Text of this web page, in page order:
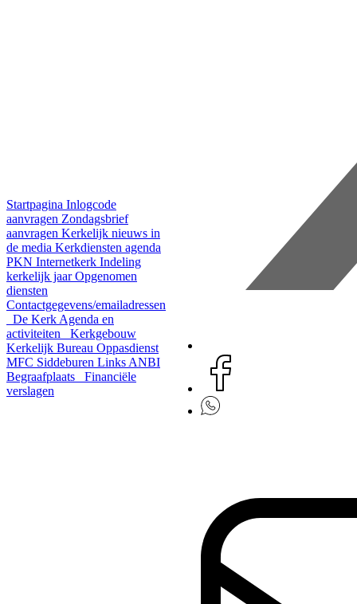
Startpagina Inlogcode
aanvragen Zondagsbrief
aanvragen Kerkelijk nieuws in
de media Kerkdiensten agenda
PKN Internetkerk Indeling
kerkelijk jaarOpgenomen
diensten
Contactgegevens/emailadressen
De Kerk Agenda en
activiteiten
Kerkgebouw
Kerkelijk Bureau Oppasdienst
MFC Siddeburen Links ANBI
Begraafplaats
Financiële
verslagen